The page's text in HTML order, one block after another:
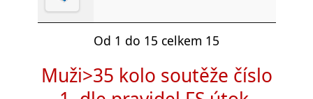
Od 1 do 15 celkem 15
Muži>35 kolo soutěže číslo